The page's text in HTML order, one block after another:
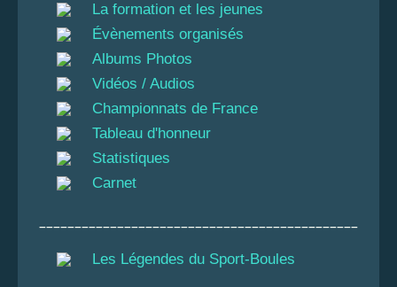
La formation et les jeunes
Évènements organisés
Albums Photos
Vidéos / Audios
Championnats de France
Tableau d'honneur
Statistiques
Carnet
Les Légendes du Sport-Boules